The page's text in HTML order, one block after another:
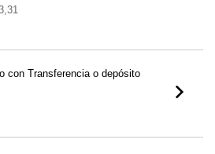
con Transferencia o depósito